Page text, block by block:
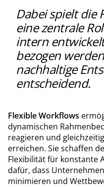
Dabei spielt die
eine zentrale
intern
bezogen
nachhaltige
entscheidend.
Flexible Workflows
dynamischen
reagieren und
erreichen. Sie schaffen
Flexibilität für konstante
dafür, dass
minimieren und